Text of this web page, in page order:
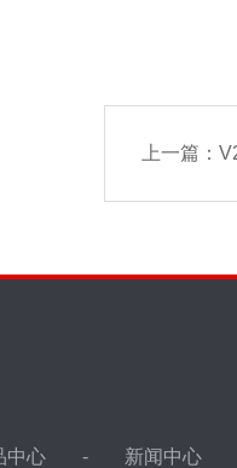
上一篇：
中心 新闻中心